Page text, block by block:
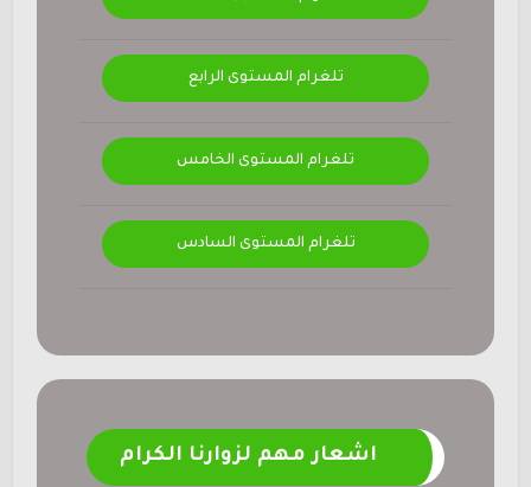
تلغرام المستوى الرابع
تلغرام المستوى الخامس
تلغرام المستوى السادس
اشعار مهم لزوارنا الكرام